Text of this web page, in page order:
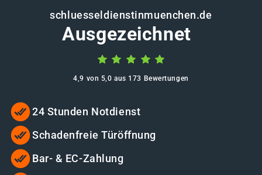
schluesseldienstinmuenchen.de
Ausgezeichnet
4,9 von 5,0 aus 173 Bewertungen
24 Stunden Notdienst
Schadenfreie Türöffnung
Bar- & EC-Zahlung